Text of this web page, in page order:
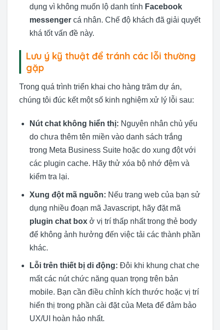
dụng vì không muốn lộ danh tính Facebook
messengercá nhân. Chế độ khách đã giải quyết
khá tốt vấn đề này.
Lưu ý kỹ thuật để tránh các lỗi thường
gặp
Trong quá trình triển khai cho hàng trăm dự án,
chúng tôi đúc kết một số kinh nghiệm xử lý lỗi sau:
Nút chat không hiển thị: Nguyên nhân chủ yếu
do chưa thêm tên miền vào danh sách trắng
trong Meta Business Suite hoặc do xung đột với
các plugin cache. Hãy thử xóa bộ nhớ đệm và
kiểm tra lại.
Xung đột mã nguồn: Nếu trang web của bạn sử
dụng nhiều đoạn mã Javascript, hãy đặt mã
plugin chat boxở vị trí thấp nhất trong thẻ body
để không ảnh hưởng đến việc tải các thành phần
khác.
Lỗi trên thiết bị di động: Đôi khi khung chat che
mất các nút chức năng quan trọng trên bản
mobile. Bạn cần điều chỉnh kích thước hoặc vị trí
hiển thị trong phần cài đặt của Meta để đảm bảo
UX/UI hoàn hảo nhất.